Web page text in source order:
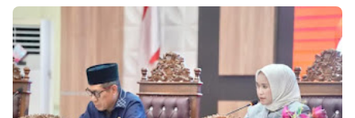
Premium
By
Raushan
Design
With
Shroff
Templates